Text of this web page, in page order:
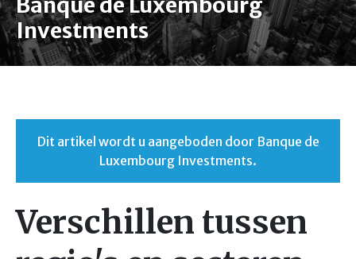
Investments
Dit artikel wordt u aangeboden door Banque de
Luxembourg Investments.
Verschillen tussen